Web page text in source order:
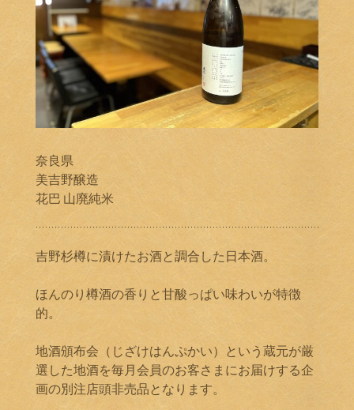
奈良県
美吉野醸造
花巴 山廃純米
吉野杉樽に漬けたお酒と調合した日本酒。
ほんのり樽酒の香りと甘酸っぱい味わいが特徴
的。
地酒頒布会（じざけはんぷかい）という蔵元が厳
選した地酒を毎月会員のお客さまにお届けする企
画の別注店頭非売品となります。